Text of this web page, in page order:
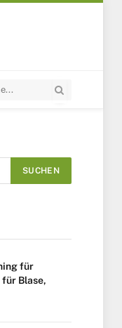
für
für Blase,